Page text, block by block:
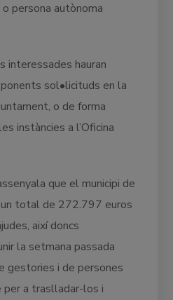
persona autònoma
interessades hauran
sol•licituds en la
o de forma
instàncies a l’Oficina
que el municipi de
total de 272.797 euros
així doncs
la setmana passada
gestories i de persones
a traslladar-los i